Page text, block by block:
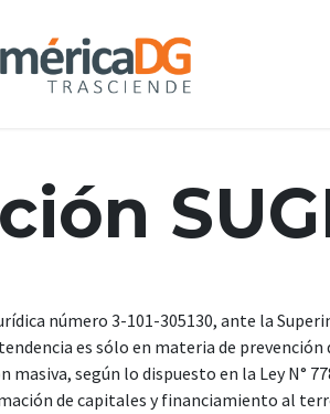
número 3-101-305130, ante la
es sólo en materia de
según lo dispuesto en la Ley N°
de capitales y financiamiento al